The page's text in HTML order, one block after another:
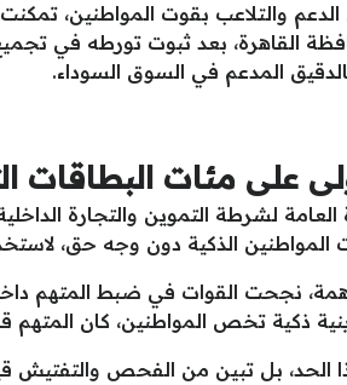
والتلاعب بقوت المواطنين،
القاهرة، بعد ثبوت تورطه في تجميع
المدعم في السوق السوداء.
مئات البطاقات
العامة لشرطة التموين والتجارة
المواطنين الذكية دون وجه حق،
نجحت القوات في ضبط المتهم
الحد، بل تبين من الفحص